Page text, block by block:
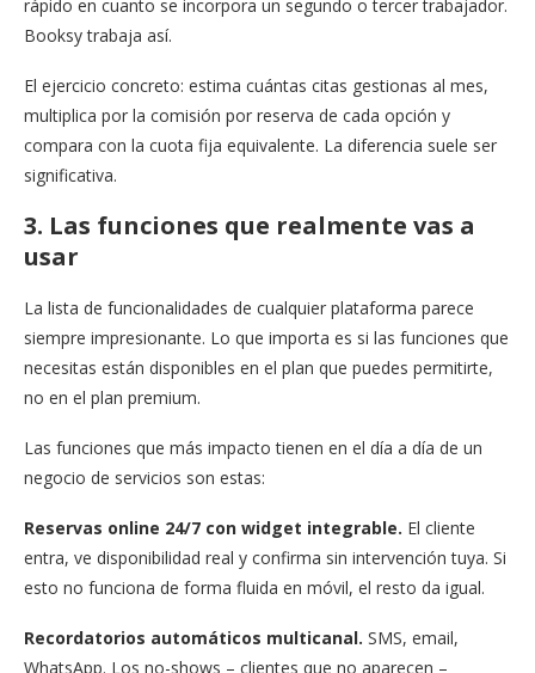
rápido en cuanto se incorpora un segundo o tercer trabajador.
Booksy trabaja así.
El ejercicio concreto: estima cuántas citas gestionas al mes,
multiplica por la comisión por reserva de cada opción y
compara con la cuota fija equivalente. La diferencia suele ser
significativa.
3. Las funciones que realmente vas a
usar
La lista de funcionalidades de cualquier plataforma parece
siempre impresionante. Lo que importa es si las funciones que
necesitas están disponibles en el plan que puedes permitirte,
no en el plan premium.
Las funciones que más impacto tienen en el día a día de un
negocio de servicios son estas:
Reservas online 24/7 con widget integrable. El cliente
entra, ve disponibilidad real y confirma sin intervención tuya. Si
esto no funciona de forma fluida en móvil, el resto da igual.
Recordatorios automáticos multicanal. SMS, email,
WhatsApp. Los no-shows – clientes que no aparecen –